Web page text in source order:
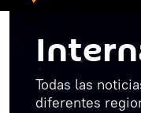
Todas las
diferentes